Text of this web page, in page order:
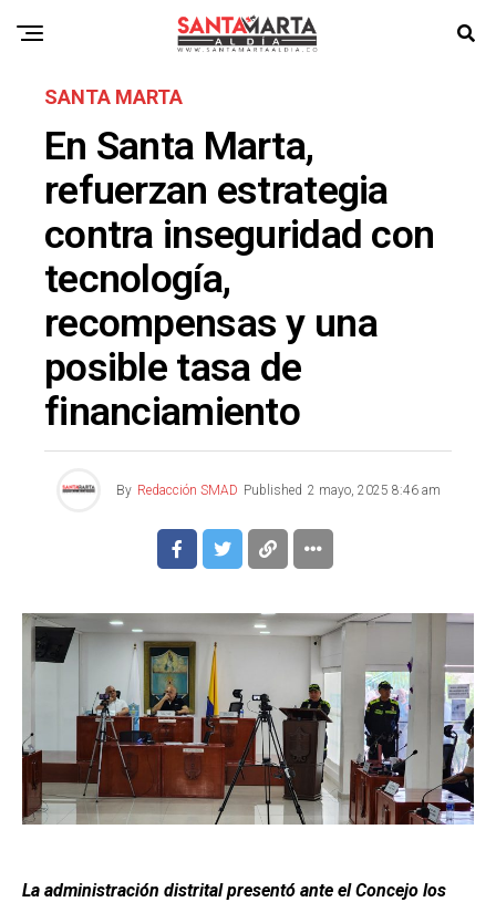
SANTA MARTA
En Santa Marta,
refuerzan estrategia
contra inseguridad con
tecnología,
recompensas y una
posible tasa de
financiamiento
By Redacción SMAD Published 2 mayo, 2025 8:46 am
La administración distrital presentó ante el Concejo los